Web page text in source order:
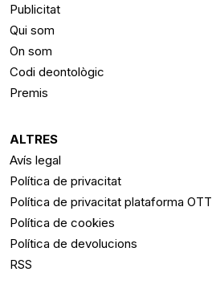
Publicitat
Qui som
On som
Codi deontològic
Premis
ALTRES
Avís legal
Política de privacitat
Política de privacitat plataforma OTT
Política de cookies
Política de devolucions
RSS